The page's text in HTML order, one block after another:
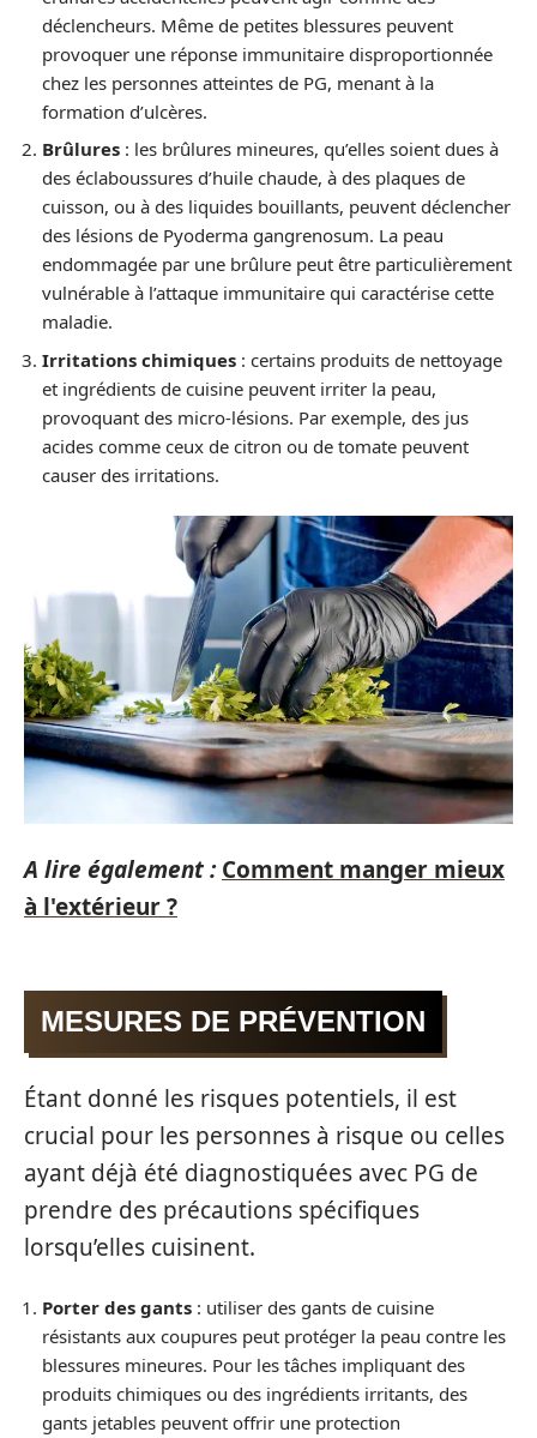
déclencheurs. Même de petites blessures peuvent
provoquer une réponse immunitaire disproportionnée
chez les personnes atteintes de PG, menant à la
formation d’ulcères.
Brûlures : les brûlures mineures, qu’elles soient dues à
des éclaboussures d’huile chaude, à des plaques de
cuisson, ou à des liquides bouillants, peuvent déclencher
des lésions de Pyoderma gangrenosum. La peau
endommagée par une brûlure peut être particulièrement
vulnérable à l’attaque immunitaire qui caractérise cette
maladie.
Irritations chimiques : certains produits de nettoyage
et ingrédients de cuisine peuvent irriter la peau,
provoquant des micro-lésions. Par exemple, des jus
acides comme ceux de citron ou de tomate peuvent
causer des irritations.
A lire également : Comment manger mieux
à l'extérieur ?
MESURES DE PRÉVENTION
Étant donné les risques potentiels, il est
crucial pour les personnes à risque ou celles
ayant déjà été diagnostiquées avec PG de
prendre des précautions spécifiques
lorsqu’elles cuisinent.
Porter des gants : utiliser des gants de cuisine
résistants aux coupures peut protéger la peau contre les
blessures mineures. Pour les tâches impliquant des
produits chimiques ou des ingrédients irritants, des
gants jetables peuvent offrir une protection